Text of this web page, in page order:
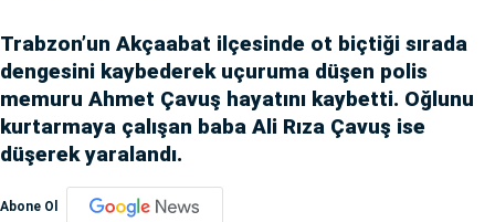
Trabzon’un Akçaabat ilçesinde ot biçtiği sırada
dengesini kaybederek uçuruma düşen polis
memuru Ahmet Çavuş hayatını kaybetti. Oğlunu
kurtarmaya çalışan baba Ali Rıza Çavuş ise
düşerek yaralandı.
Abone Ol